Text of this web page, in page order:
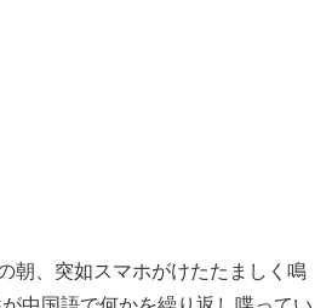
朝、突如スマホがけたたましく鳴